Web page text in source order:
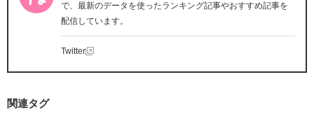
で、最新のデータを使ったランキング記事やおすすめ記事を
配信しています。
Twitter
関連タグ